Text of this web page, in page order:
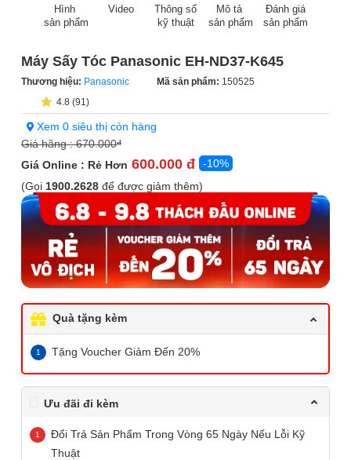
Hình
sản phẩm
Video
Thông số
kỹ thuật
Mô tả
sản phẩm
Đánh giá
sản phẩm
Máy Sấy Tóc Panasonic EH-ND37-K645
Thương hiệu: Panasonic Mã sản phẩm: 150525
4.8 (91)
Xem 0 siêu thị còn hàng
Giá hãng :670.000đ
Giá Online : Rẻ Hơn 600.000 đ
-10%
(Gọi 1900.2628 để được giảm thêm)
Quà tặng kèm
Tặng Voucher Giảm Đến 20%
Ưu đãi đi kèm
Đổi Trả Sản Phẩm Trong Vòng 65 Ngày Nếu Lỗi Kỹ
Thuật